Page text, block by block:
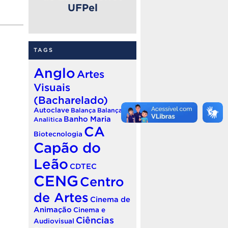
UFPel
TAGS
Anglo Artes
Visuais
(Bacharelado)
Autoclave Balança Balança
Analitica Banho Maria
Biotecnologia CA
Capão do
Leão CDTEC
CENG Centro
de Artes Cinema de
Animação Cinema e
Audiovisual Ciências